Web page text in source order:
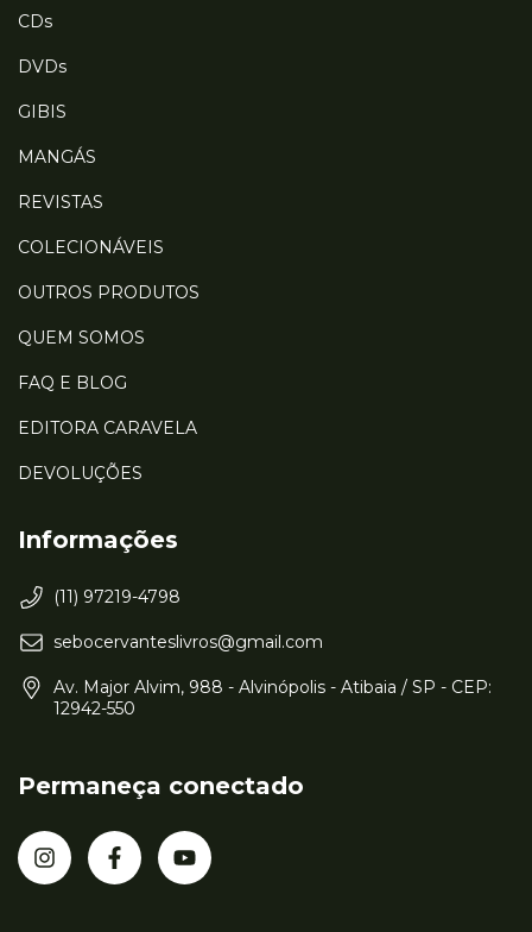
CDs
DVDs
GIBIS
MANGÁS
REVISTAS
COLECIONÁVEIS
OUTROS PRODUTOS
QUEM SOMOS
FAQ E BLOG
EDITORA CARAVELA
DEVOLUÇÕES
Informações
(11) 97219-4798
sebocervanteslivros@gmail.com
Av. Major Alvim, 988 - Alvinópolis - Atibaia / SP - CEP:
12942-550
Permaneça conectado